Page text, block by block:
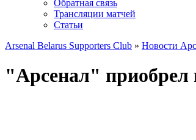
Обратная связь
Трансляции матчей
Статьи
Arsenal Belarus Supporters Club » Новости
"Арсенал" приобрел